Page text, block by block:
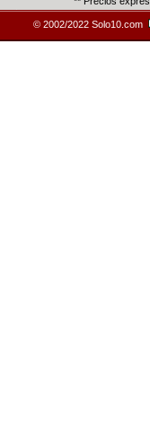
© 2002/2022 Solo10.com